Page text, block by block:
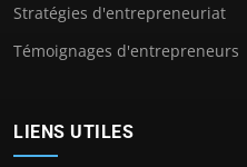
Stratégies d'entrepreneuriat
Témoignages d'entrepreneurs
LIENS UTILES